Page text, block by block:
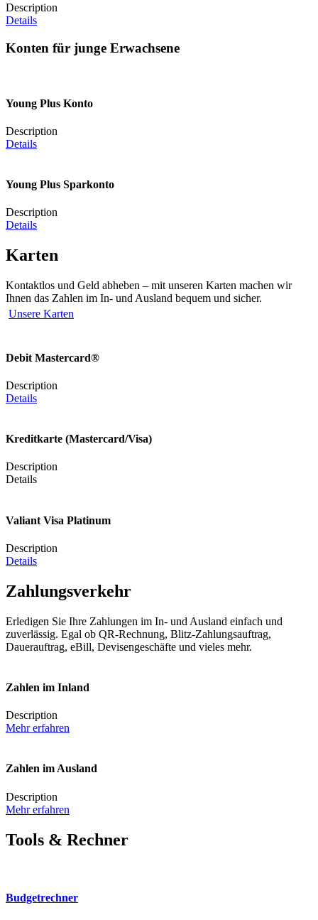
Description
Details
Konten für junge Erwachsene
Young Plus Konto
Description
Details
Young Plus Sparkonto
Description
Details
Karten
Kontaktlos und Geld abheben – mit unseren Karten machen wir
Ihnen das Zahlen im In- und Ausland bequem und sicher.
Unsere Karten
Debit Mastercard®
Description
Details
Kreditkarte (Mastercard/Visa)
Description
Details
Valiant Visa Platinum
Description
Details
Zahlungsverkehr
Erledigen Sie Ihre Zahlungen im In- und Ausland einfach und
zuverlässig. Egal ob QR-Rechnung, Blitz-Zahlungsauftrag,
Dauerauftrag, eBill, Devisengeschäfte und vieles mehr.
Zahlen im Inland
Description
Mehr erfahren
Zahlen im Ausland
Description
Mehr erfahren
Tools & Rechner
Budgetrechner